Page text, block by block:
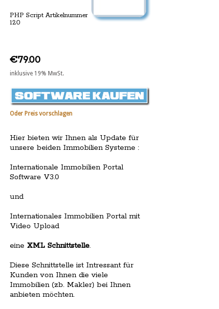
PHP Script Artikelnummer
120
€79.00
inklusive 19% MwSt.
Oder Preis vorschlagen
Hier bieten wir Ihnen als Update für
unsere beiden Immobilien Systeme :
Internationale Immobilien Portal
Software V3.0
und
Internationales Immobilien Portal mit
Video Upload
eine XML Schnittstelle.
Diese Schnittstelle ist Intressant für
Kunden von Ihnen die viele
Immobilien (zb. Makler) bei Ihnen
anbieten möchten.